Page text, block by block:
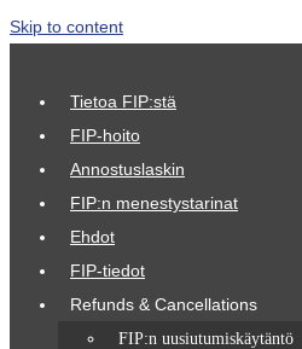
Skip to content
Tietoa FIP:stä
FIP-hoito
Annostuslaskin
FIP:n menestystarinat
Ehdot
FIP-tiedot
Refunds & Cancellations
FIP:n uusiutumiskäytäntö